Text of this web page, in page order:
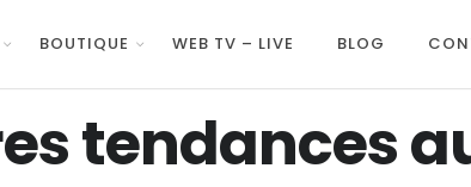
BOUTIQUE WEB TV – LIVE BLOG
tendances